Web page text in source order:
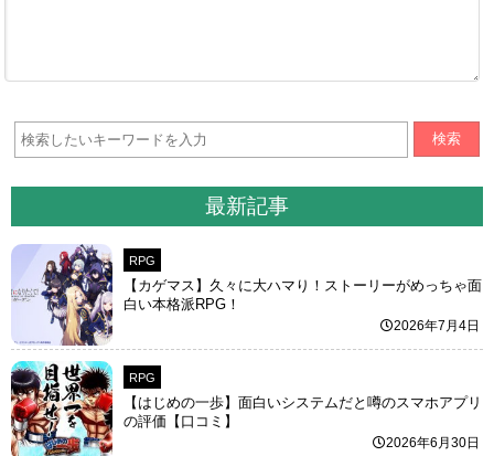
検索
最新記事
RPG
【カゲマス】久々に大ハマり！ストーリーがめっちゃ面
白い本格派RPG！
2026年7月4日
RPG
【はじめの一歩】面白いシステムだと噂のスマホアプリ
の評価【口コミ】
2026年6月30日